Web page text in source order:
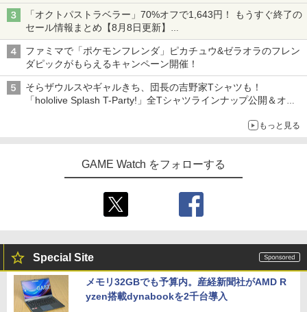
「オクトパストラベラー」70%オフで1,643円！ もうすぐ終了の
セール情報まとめ【8月8日更新】
ニンテンドーeショップでは「大神 絶景版」が67%オフで990円
ファミマで「ポケモンフレンダ」ピカチュウ&ゼラオラのフレン
ダピックがもらえるキャンペーン開催！
そらザウルスやギャルきち、団長の吉野家Tシャツも！
「hololive Splash T-Party!」全Tシャツラインナップ公開＆オン
もっと見る
GAME Watch をフォローする
Special Site
メモリ32GBでも予算内。産経新聞社がAMD R
yzen搭載dynabookを2千台導入